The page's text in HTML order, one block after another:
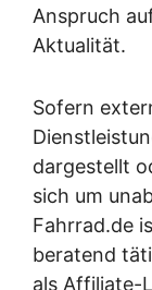
Anspruch
Aktualität.
Sofern
dargestellt
sich um
Fahrrad.de
beratend
als Affiliate-